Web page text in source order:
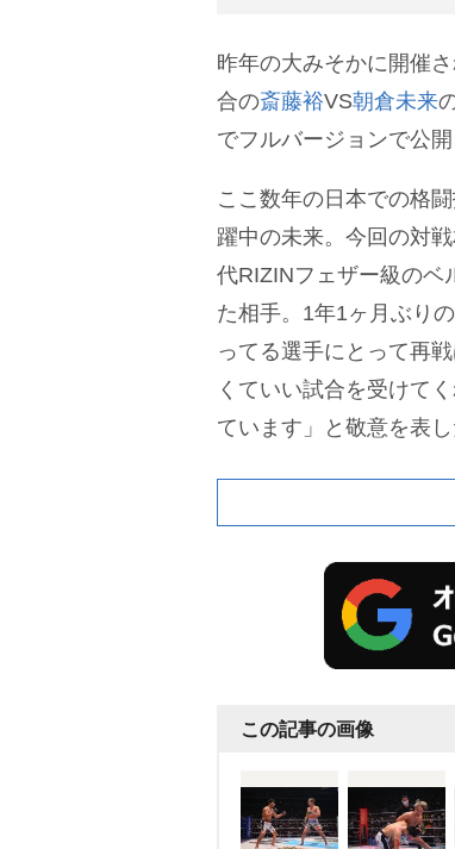
昨年の大みそかに開催
合の斎藤裕VS朝倉未来
でフルバージョンで公開
ここ数年の日本での格
躍中の未来。今回の対
代RIZINフェザー級のベ
た相手。1年1ヶ月ぶり
ってる選手にとって再
くていい試合を受けて
ています」と敬意を表し
この記事の画像